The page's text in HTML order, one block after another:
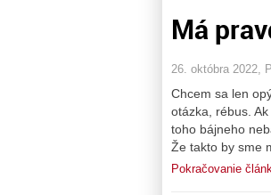
Má
26. októbra 2022,
Chcem sa len
otázka, rébus.
toho bájneho
Že takto by sme
Pokračovanie